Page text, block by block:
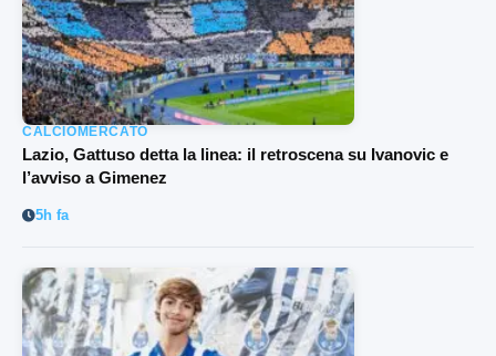
CALCIOMERCATO
Lazio, Gattuso detta la linea: il retroscena su Ivanovic e
l’avviso a Gimenez
5h fa